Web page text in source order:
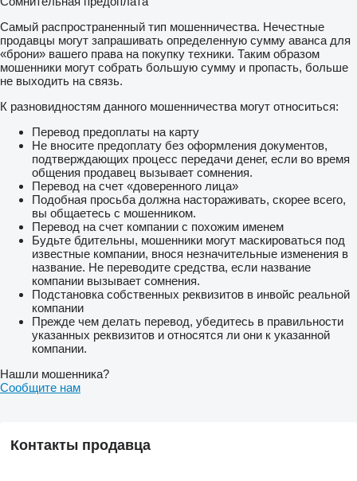
Самый распространенный тип мошенничества. Нечестные
продавцы могут запрашивать определенную сумму аванса для
«брони» вашего права на покупку техники. Таким образом
мошенники могут собрать большую сумму и пропасть, больше
не выходить на связь.
К разновидностям данного мошенничества могут относиться:
Перевод предоплаты на карту
Не вносите предоплату без оформления документов,
подтверждающих процесс передачи денег, если во время
общения продавец вызывает сомнения.
Перевод на счет «доверенного лица»
Подобная просьба должна настораживать, скорее всего,
вы общаетесь с мошенником.
Перевод на счет компании с похожим именем
Будьте бдительны, мошенники могут маскироваться под
известные компании, внося незначительные изменения в
название. Не переводите средства, если название
компании вызывает сомнения.
Подстановка собственных реквизитов в инвойс реальной
компании
Прежде чем делать перевод, убедитесь в правильности
указанных реквизитов и относятся ли они к указанной
компании.
Нашли мошенника?
Сообщите нам
Контакты продавца